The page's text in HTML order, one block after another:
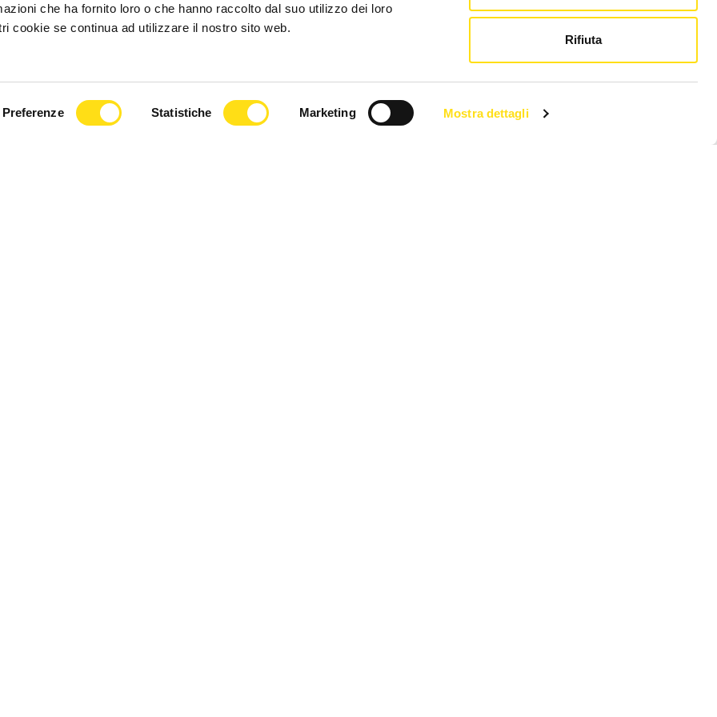
che ha fornito loro o che hanno raccolto dal suo utilizzo dei loro
cookie se continua ad utilizzare il nostro sito web.
Preferenze Statistiche Marketing Mostra dettagli
Rifiuta
il murales
di ANFFAS e
Fiera di Sant'Andrea: 31mila le
tessere donate alle scuole